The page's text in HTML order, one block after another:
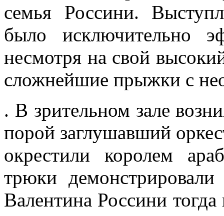
семья Россини.
было исключительно
несмотря на свой
сложнейшие прыжки с
. В зрительном зале
порой заглушавший
окрестили королем
трюки
Валентина Россини